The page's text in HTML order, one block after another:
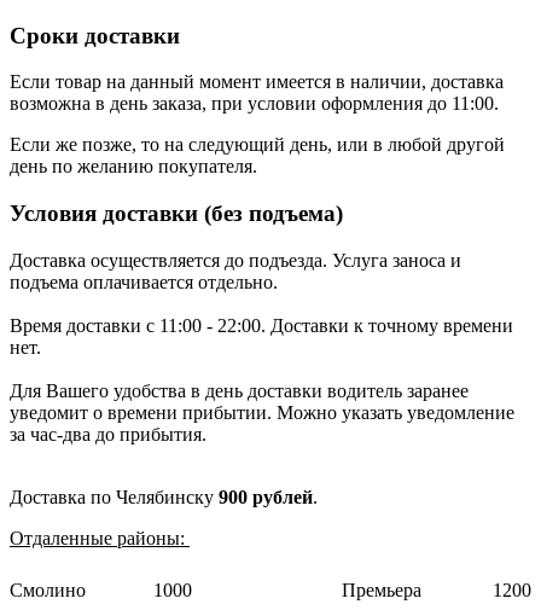
Сроки доставки
Если товар на данный момент имеется в наличии, доставка
возможна в день заказа, при условии оформления до 11:00.
Если же позже, то на следующий день, или в любой другой
день по желанию покупателя.
Условия доставки (без подъема)
Доставка осуществляется до подъезда. Услуга заноса и
подъема оплачивается отдельно.
Время доставки с 11:00 - 22:00. Доставки к точному времени
нет.
Для Вашего удобства в день доставки водитель заранее
уведомит о времени прибытии. Можно указать уведомление
за час-два до прибытия.
Доставка по Челябинску 900 рублей.
Отдаленные районы:
Смолино 1000 Премьера
1200